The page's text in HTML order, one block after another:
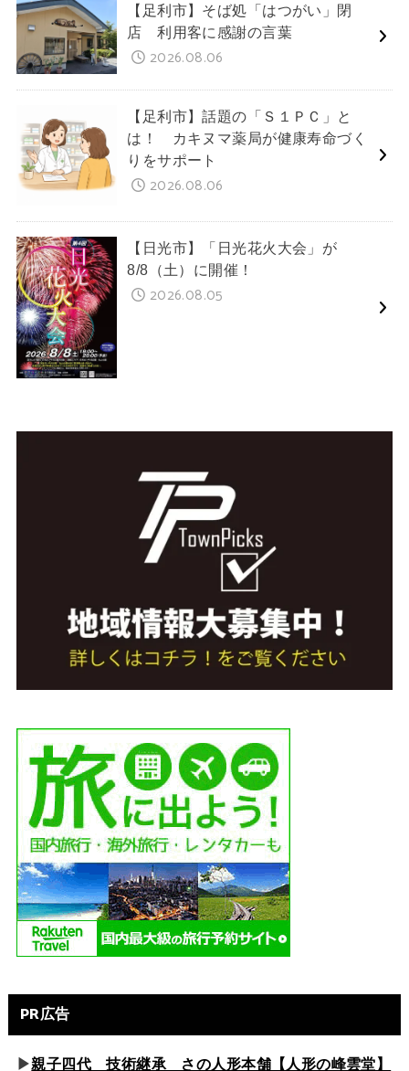
【足利市】そば処「はつがい」閉
店 利用客に感謝の言葉
2026.08.06
【足利市】話題の「Ｓ１ＰＣ」と
は！ カキヌマ薬局が健康寿命づく
りをサポート
2026.08.06
【日光市】「日光花火大会」が
8/8（土）に開催！
2026.08.05
PR広告
▶親子四代 技術継承 さの人形本舗【人形の峰雲堂】